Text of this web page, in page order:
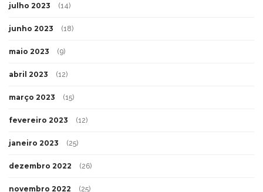
julho 2023 (14)
junho 2023 (18)
maio 2023 (9)
abril 2023 (12)
março 2023 (15)
fevereiro 2023 (12)
janeiro 2023 (25)
dezembro 2022 (26)
novembro 2022 (25)